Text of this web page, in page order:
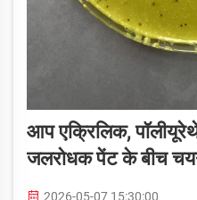
आप एक्रिलिक,
जलरोधक पेंट के बीच
2026-05-07 15:30:00